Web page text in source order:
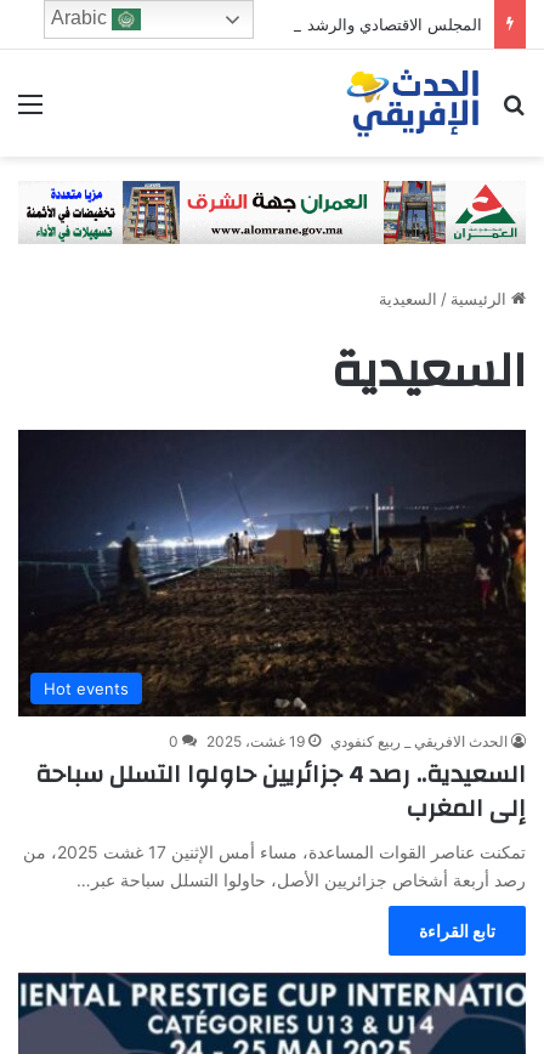
المجلس الاقتصادي والرشد الرقمي: من يحرس الطفولة في زمن الخوارزميات؟
ابحث عن
الرئيسية / السعيدية
السعيدية
Hot events
الحدث الافريقي _ ربيع كنفودي 19 غشت، 2025 0
السعيدية.. رصد 4 جزائريين حاولوا التسلل سباحة
إلى المغرب
تمكنت عناصر القوات المساعدة، مساء أمس الإثنين 17 غشت 2025، من
رصد أربعة أشخاص جزائريين الأصل، حاولوا التسلل سباحة عبر…
تابع القراءة
Arabic